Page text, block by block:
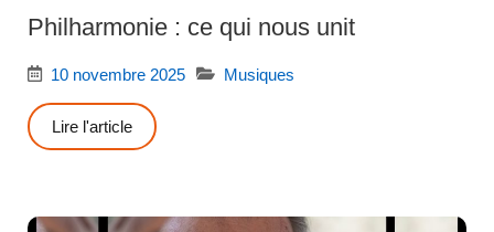
Philharmonie : ce qui nous unit
10 novembre 2025 Musiques
Lire l'article